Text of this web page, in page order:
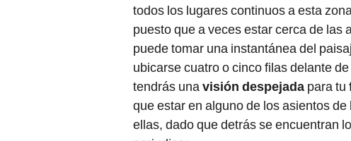
todos los lugares continuos a esta
puesto que a veces estar cerca de las
puede tomar una instantánea del
ubicarse cuatro o cinco filas delante
tendrás unavisión despejada para tu
que estar en alguno de los asientos
ellas, dado que detrás se encuentran